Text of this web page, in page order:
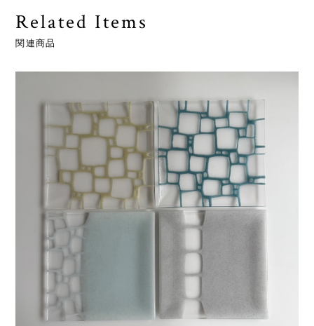
Related Items
関連商品